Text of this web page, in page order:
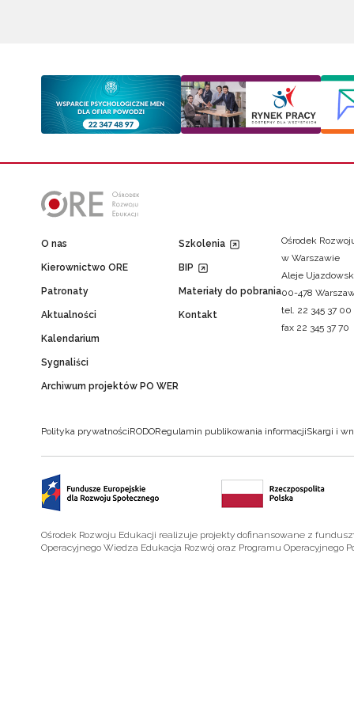
O nas
Kierownictwo ORE
Patronaty
Aktualności
Kalendarium
Sygnaliści
Archiwum projektów PO WER
Szkolenia
BIP
Materiały do pobrania
Kontakt
Ośrodek
w Warszawie
Aleje
00-478
tel. 22 345 37 00
fax 22 345 37 70
Polityka prywatnościRODORegulamin publikowania informacjiSkargi i
Ośrodek Rozwoju Edukacji realizuje projekty dofinansowane z
Operacyjnego Wiedza Edukacja Rozwój oraz Programu Operacyjnego